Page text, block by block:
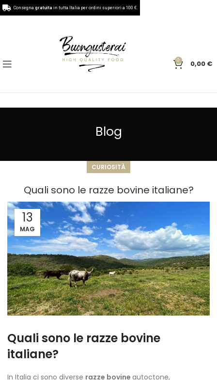
0 0,00 €
Blog
CURIOSITÀ
Quali sono le razze bovine italiane?
13
MAG
Quali sono le razze bovine
italiane?
In Italia ci sono diverse razze bovine autoctone,
Consegna gratuita in tutta Italia per ordini superiori a 100 €.